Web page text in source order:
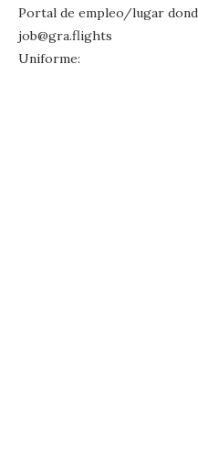
Portal de empleo/lugar
job@gra.flights
Uniforme: